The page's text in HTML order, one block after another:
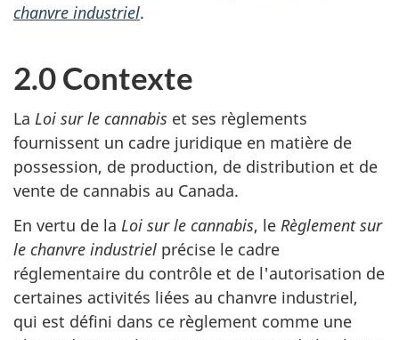
chanvre industriel.
2.0 Contexte
La Loi sur le cannabis et ses règlements
fournissent un cadre juridique en matière de
possession, de production, de distribution et de
vente de cannabis au Canada.
En vertu de la Loi sur le cannabis, le Règlement sur
le chanvre industriel précise le cadre
réglementaire du contrôle et de l'autorisation de
certaines activités liées au chanvre industriel,
qui est défini dans ce règlement comme une